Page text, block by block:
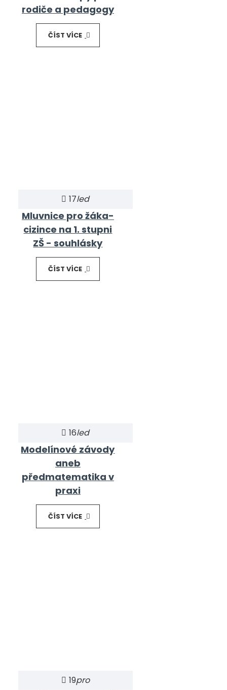
rodiče a pedagogy
ČÍST VÍCE
17led
Mluvnice pro žáka-
cizince na 1. stupni
ZŠ - souhlásky
ČÍST VÍCE
16led
Modelínové závody
aneb
předmatematika v
praxi
ČÍST VÍCE
19pro